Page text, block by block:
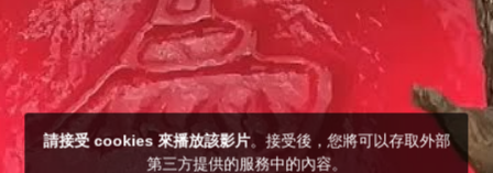
請接受 cookies 來播放該影片。接受後，您將可以存取外部
第三方提供的服務中的內容。